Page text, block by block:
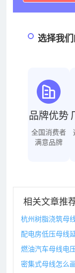
选择我
品牌优势
全国消费者
满意品牌
相关文章推
配电房低压母线
燃油汽车母线电